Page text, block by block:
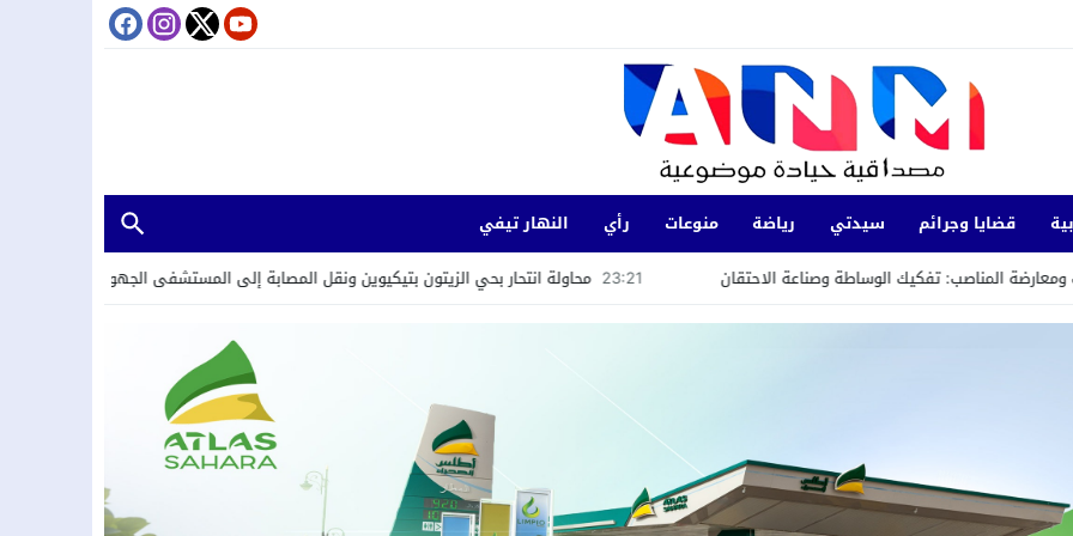
قضايا وجرائم سيدتي رياضة منوعات رأي
النهار تيفي
23:21 محاولة انتحار بحي الزيتون بتيكيوين ونقل المصابة إلى المستشفى الجهوي 22:58 «التزامٌ بالقرب تفكيك الوساطة وصناعة الاحتقان